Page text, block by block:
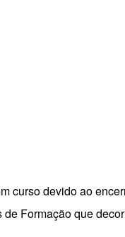
curso devido ao
Formação que